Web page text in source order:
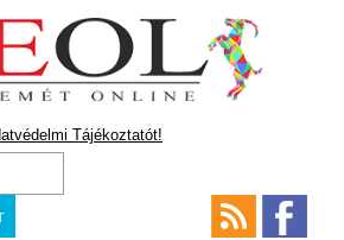
Tájékoztatót!